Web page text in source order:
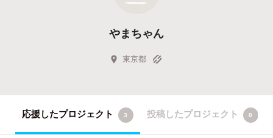
やまちゃん
東京都
応援したプロジェクト 3 投稿したプロジェクト 0